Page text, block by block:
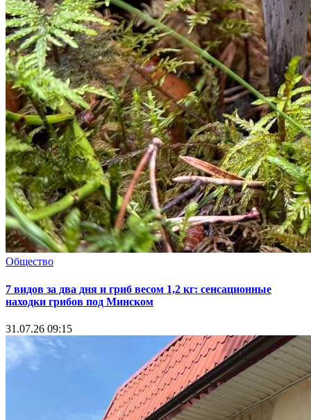
Общество
7 видов за два дня и гриб весом 1,2 кг: сенсационные
находки грибов под Минском
31.07.26 09:15